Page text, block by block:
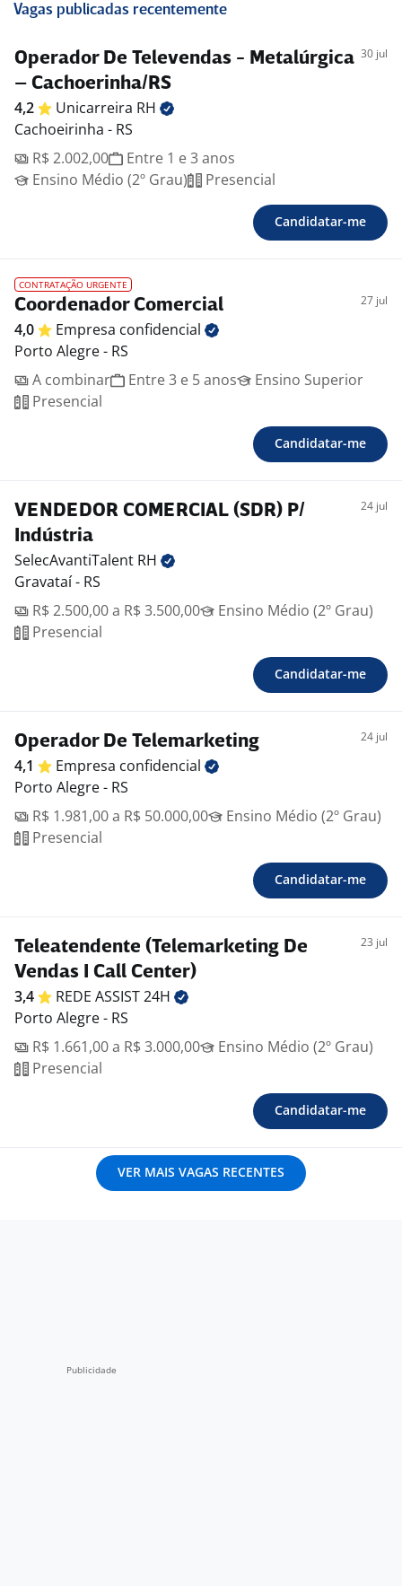
Vagas publicadas recentemente
Operador De Televendas - Metalúrgica
– Cachoerinha/RS
30 jul
4,2 Unicarreira RH
Cachoeirinha - RS
R$ 2.002,00
Entre 1 e 3 anos
Ensino Médio (2º Grau)
Presencial
Candidatar-me
CONTRATAÇÃO URGENTE
Coordenador Comercial 27 jul
4,0 Empresa confidencial
Porto Alegre - RS
A combinar
Entre 3 e 5 anos
Ensino Superior
Presencial
Candidatar-me
VENDEDOR COMERCIAL (SDR) P/
Indústria
24 jul
SelecAvantiTalent RH
Gravataí - RS
R$ 2.500,00 a R$ 3.500,00
Ensino Médio (2º Grau)
Presencial
Candidatar-me
Operador De Telemarketing 24 jul
4,1 Empresa confidencial
Porto Alegre - RS
R$ 1.981,00 a R$ 50.000,00
Ensino Médio (2º Grau)
Presencial
Candidatar-me
Teleatendente (Telemarketing De
Vendas I Call Center)
23 jul
3,4 REDE ASSIST24H
Porto Alegre - RS
R$ 1.661,00 a R$ 3.000,00
Ensino Médio (2º Grau)
Presencial
Candidatar-me
VER MAIS VAGAS RECENTES